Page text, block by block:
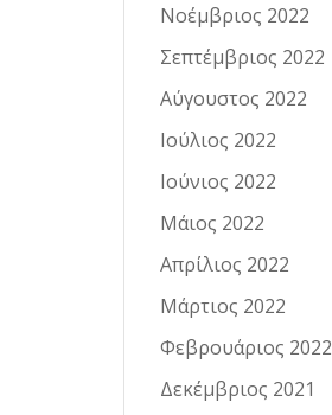
Νοέμβριος 2022
Σεπτέμβριος 2022
Αύγουστος 2022
Ιούλιος 2022
Ιούνιος 2022
Μάιος 2022
Απρίλιος 2022
Μάρτιος 2022
Φεβρουάριος 2022
Δεκέμβριος 2021